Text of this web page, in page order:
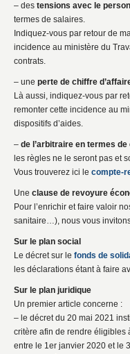
– des tensions avec le
termes de salaires.
Indiquez-vous par retour de
incidence au ministère du
contrats.
– une perte de chiffre
Là aussi, indiquez-vous par
remonter cette incidence au
dispositifs d’aides.
– de l’arbitraire en termes
les règles ne le seront pas et
Vous trouverez ici le compte-
Une clause de revoyure
Pour l’enrichir et faire valoir
sanitaire…), nous vous
Sur le plan social
Le décret sur le fonds de
les déclarations étant à faire
Sur le plan juridique
Un premier article concerne :
– le décret du 20 mai 2021
critère afin de rendre éligibles
entre le 1er janvier 2020 et le